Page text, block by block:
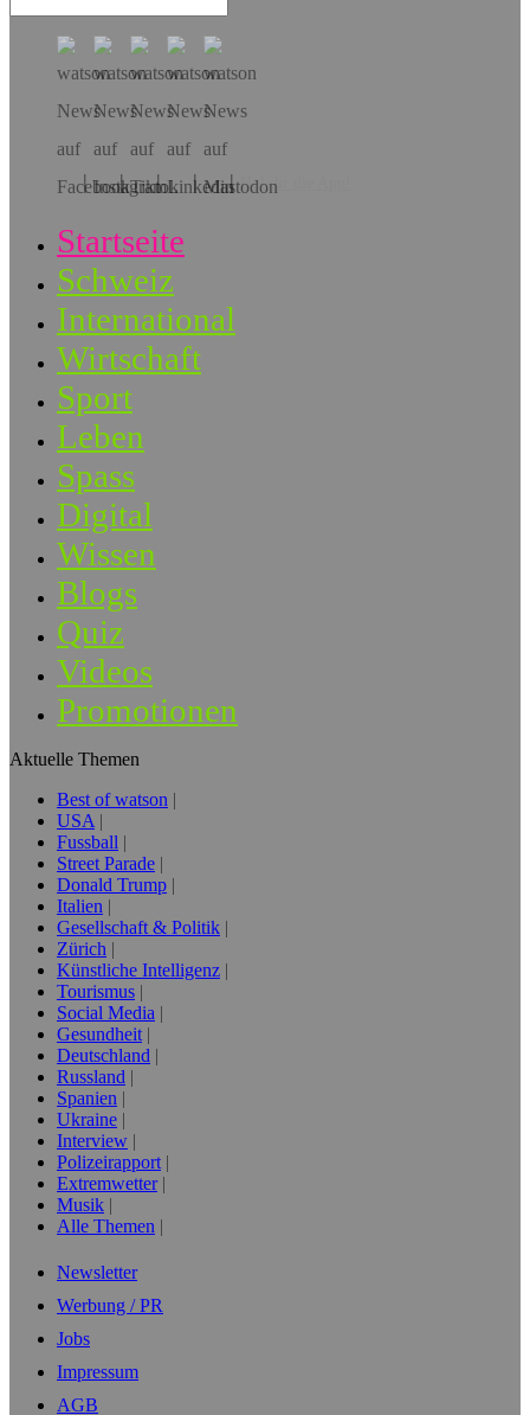
Hol dir die App!
Startseite
Schweiz
International
Wirtschaft
Sport
Leben
Spass
Digital
Wissen
Blogs
Quiz
Videos
Promotionen
Aktuelle Themen
Best of watson
USA
Fussball
Street Parade
Donald Trump
Italien
Gesellschaft & Politik
Zürich
Künstliche Intelligenz
Tourismus
Social Media
Gesundheit
Deutschland
Russland
Spanien
Ukraine
Interview
Polizeirapport
Extremwetter
Musik
Alle Themen
Newsletter
Werbung / PR
Jobs
Impressum
AGB